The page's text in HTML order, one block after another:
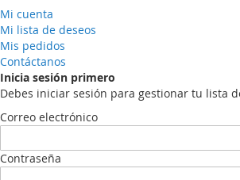
Mi cuenta
Mi lista de deseos
Mis pedidos
Contáctanos
Inicia sesión primero
Debes iniciar sesión para gestionar tu lista
Correo electrónico
Contraseña